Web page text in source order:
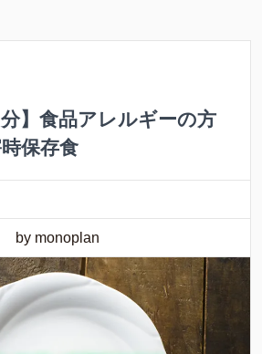
分】食品アレルギーの方
保存食
by monoplan